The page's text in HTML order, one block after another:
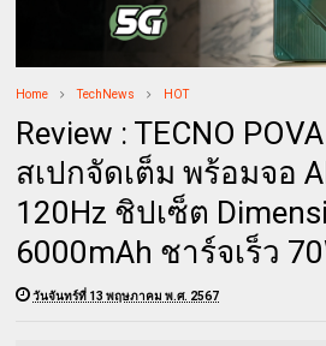
Home TechNews HOT
Review : TECNO
สเปกจัดเต็ม พร้อมจอ
120Hz ชิปเซ็ต
6000mAh ชาร์จเร็ว
วันจันทร์ที่ 13 พฤษภาคม พ.ศ. 2567